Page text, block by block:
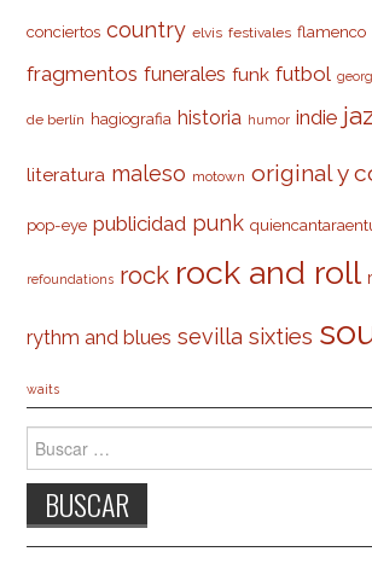
conciertos country elvis festivales flamenco
fragmentos funerales funk futbol
de berlín hagiografia historia humor indie
literatura maleso motown original y
pop-eye publicidad punk
refoundations rock rock and roll
rythm and blues sevilla sixties
waits
Buscar: